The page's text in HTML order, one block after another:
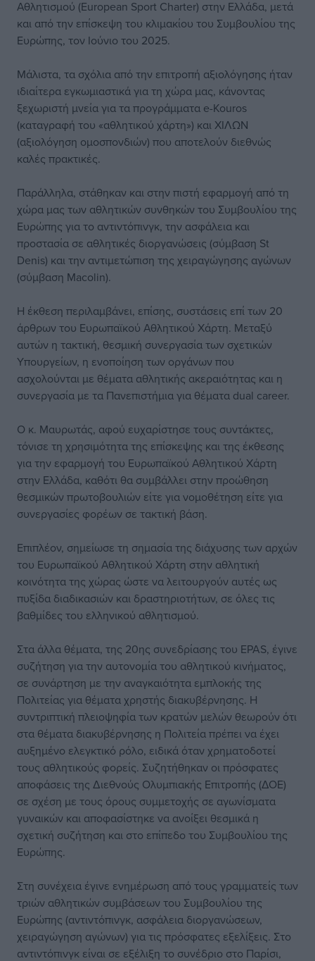
Αθλητισμού (European Sport Charter) στην Ελλάδα, μετά
και από την επίσκεψη του κλιμακίου του Συμβουλίου της
Ευρώπης, τον Ιούνιο του 2025.
Μάλιστα, τα σχόλια από την επιτροπή αξιολόγησης ήταν
ιδιαίτερα εγκωμιαστικά για τη χώρα μας, κάνοντας
ξεχωριστή μνεία για τα προγράμματα e-Kouros
(καταγραφή του «αθλητικού χάρτη») και ΧΙΛΩΝ
(αξιολόγηση ομοσπονδιών) που αποτελούν διεθνώς
καλές πρακτικές.
Παράλληλα, στάθηκαν και στην πιστή εφαρμογή από τη
χώρα μας των αθλητικών συνθηκών του Συμβουλίου της
Ευρώπης για το αντιντόπινγκ, την ασφάλεια και
προστασία σε αθλητικές διοργανώσεις (σύμβαση St
Denis) και την αντιμετώπιση της χειραγώγησης αγώνων
(σύμβαση Macolin).
Η έκθεση περιλαμβάνει, επίσης, συστάσεις επί των 20
άρθρων του Ευρωπαϊκού Αθλητικού Χάρτη. Μεταξύ
αυτών η τακτική, θεσμική συνεργασία των σχετικών
Υπουργείων, η ενοποίηση των οργάνων που
ασχολούνται με θέματα αθλητικής ακεραιότητας και η
συνεργασία με τα Πανεπιστήμια για θέματα dual career.
Ο κ. Μαυρωτάς, αφού ευχαρίστησε τους συντάκτες,
τόνισε τη χρησιμότητα της επίσκεψης και της έκθεσης
για την εφαρμογή του Ευρωπαϊκού Αθλητικού Χάρτη
στην Ελλάδα, καθότι θα συμβάλλει στην προώθηση
θεσμικών πρωτοβουλιών είτε για νομοθέτηση είτε για
συνεργασίες φορέων σε τακτική βάση.
Επιπλέον, σημείωσε τη σημασία της διάχυσης των αρχών
του Ευρωπαϊκού Αθλητικού Χάρτη στην αθλητική
κοινότητα της χώρας ώστε να λειτουργούν αυτές ως
πυξίδα διαδικασιών και δραστηριοτήτων, σε όλες τις
βαθμίδες του ελληνικού αθλητισμού.
Στα άλλα θέματα, της 20ης συνεδρίασης του EPAS, έγινε
συζήτηση για την αυτονομία του αθλητικού κινήματος,
σε συνάρτηση με την αναγκαιότητα εμπλοκής της
Πολιτείας για θέματα χρηστής διακυβέρνησης. Η
συντριπτική πλειοψηφία των κρατών μελών θεωρούν ότι
στα θέματα διακυβέρνησης η Πολιτεία πρέπει να έχει
αυξημένο ελεγκτικό ρόλο, ειδικά όταν χρηματοδοτεί
τους αθλητικούς φορείς. Συζητήθηκαν οι πρόσφατες
αποφάσεις της Διεθνούς Ολυμπιακής Επιτροπής (ΔΟΕ)
σε σχέση με τους όρους συμμετοχής σε αγωνίσματα
γυναικών και αποφασίστηκε να ανοίξει θεσμικά η
σχετική συζήτηση και στο επίπεδο του Συμβουλίου της
Ευρώπης.
Στη συνέχεια έγινε ενημέρωση από τους γραμματείς των
τριών αθλητικών συμβάσεων του Συμβουλίου της
Ευρώπης (αντιντόπινγκ, ασφάλεια διοργανώσεων,
χειραγώγηση αγώνων) για τις πρόσφατες εξελίξεις. Στο
αντιντόπινγκ είναι σε εξέλιξη το συνέδριο στο Παρίσι,